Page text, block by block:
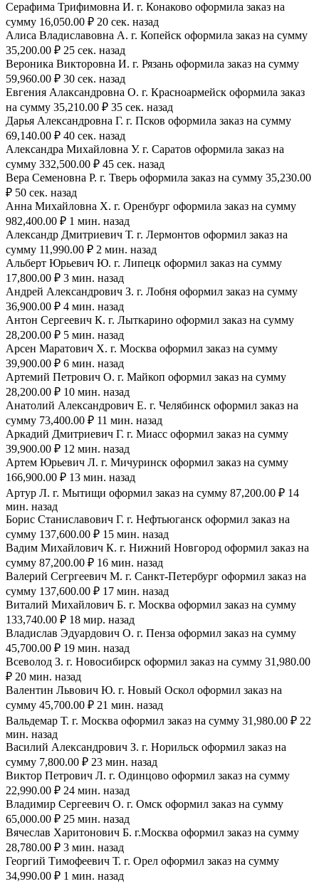
Серафима Трифимовна И. г. Конаково оформила заказ на
сумму 16,050.00 ₽ 20 сек. назад
Алиса Владиславовна А. г. Копейск оформила заказ на сумму
35,200.00 ₽ 25 сек. назад
Вероника Викторовна И. г. Рязань оформила заказ на сумму
59,960.00 ₽ 30 сек. назад
Евгения Алаксандровна О. г. Красноармейск оформила заказ
на сумму 35,210.00 ₽ 35 сек. назад
Дарья Александровна Г. г. Псков оформила заказ на сумму
69,140.00 ₽ 40 сек. назад
Александра Михайловна У. г. Саратов оформила заказ на
сумму 332,500.00 ₽ 45 сек. назад
Вера Семеновна Р. г. Тверь оформила заказ на сумму 35,230.00
₽ 50 сек. назад
Анна Михайловна Х. г. Оренбург оформила заказ на сумму
982,400.00 ₽ 1 мин. назад
Александр Дмитриевич Т. г. Лермонтов оформил заказ на
сумму 11,990.00 ₽ 2 мин. назад
Альберт Юрьевич Ю. г. Липецк оформил заказ на сумму
17,800.00 ₽ 3 мин. назад
Андрей Александрович З. г. Лобня оформил заказ на сумму
36,900.00 ₽ 4 мин. назад
Антон Сергеевич К. г. Лыткарино оформил заказ на сумму
28,200.00 ₽ 5 мин. назад
Арсен Маратович Х. г. Москва оформил заказ на сумму
39,900.00 ₽ 6 мин. назад
Артемий Петрович О. г. Майкоп оформил заказ на сумму
28,200.00 ₽ 10 мин. назад
Анатолий Александрович Е. г. Челябинск оформил заказ на
сумму 73,400.00 ₽ 11 мин. назад
Аркадий Дмитриевич Г. г. Миасс оформил заказ на сумму
39,900.00 ₽ 12 мин. назад
Артем Юрьевич Л. г. Мичуринск оформил заказ на сумму
166,900.00 ₽ 13 мин. назад
Артур Л. г. Мытищи оформил заказ на сумму 87,200.00 ₽ 14
мин. назад
Борис Станиславович Г. г. Нефтьюганск оформил заказ на
сумму 137,600.00 ₽ 15 мин. назад
Вадим Михайлович К. г. Нижний Новгород оформил заказ на
сумму 87,200.00 ₽ 16 мин. назад
Валерий Сегргеевич М. г. Санкт-Петербург оформил заказ на
сумму 137,600.00 ₽ 17 мин. назад
Виталий Михайлович Б. г. Москва оформил заказ на сумму
133,740.00 ₽ 18 мир. назад
Владислав Эдуардович О. г. Пенза оформил заказ на сумму
45,700.00 ₽ 19 мин. назад
Всеволод З. г. Новосибирск оформил заказ на сумму 31,980.00
₽ 20 мин. назад
Валентин Львович Ю. г. Новый Оскол оформил заказ на
сумму 45,700.00 ₽ 21 мин. назад
Вальдемар Т. г. Москва оформил заказ на сумму 31,980.00 ₽ 22
мин. назад
Василий Александрович З. г. Норильск оформил заказ на
сумму 7,800.00 ₽ 23 мин. назад
Виктор Петрович Л. г. Одинцово оформил заказ на сумму
22,990.00 ₽ 24 мин. назад
Владимир Сергеевич О. г. Омск оформил заказ на сумму
65,000.00 ₽ 25 мин. назад
Вячеслав Харитонович Б. г.Москва оформил заказ на сумму
28,780.00 ₽ 3 мин. назад
Георгий Тимофеевич Т. г. Орел оформил заказ на сумму
34,990.00 ₽ 1 мин. назад